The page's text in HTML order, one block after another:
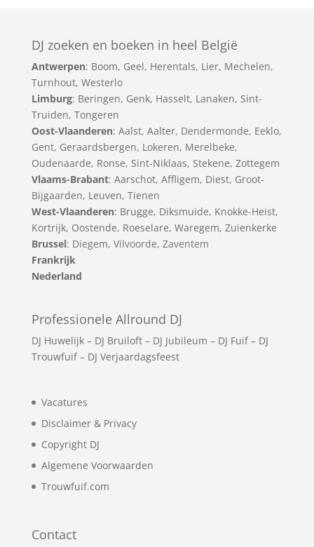
DJ zoeken en boeken in heel België
Antwerpen: Boom, Geel, Herentals, Lier, Mechelen,
Turnhout, Westerlo
Limburg: Beringen, Genk, Hasselt, Lanaken, Sint-
Truiden, Tongeren
Oost-Vlaanderen: Aalst, Aalter, Dendermonde, Eeklo,
Gent, Geraardsbergen, Lokeren, Merelbeke,
Oudenaarde, Ronse, Sint-Niklaas, Stekene, Zottegem
Vlaams-Brabant: Aarschot, Affligem, Diest, Groot-
Bijgaarden, Leuven, Tienen
West-Vlaanderen: Brugge, Diksmuide, Knokke-Heist,
Kortrijk, Oostende, Roeselare, Waregem, Zuienkerke
Brussel: Diegem, Vilvoorde, Zaventem
Frankrijk
Nederland
Professionele Allround DJ
DJ Huwelijk– DJ Bruiloft– DJ Jubileum – DJ Fuif– DJ
Trouwfuif– DJ Verjaardagsfeest
Vacatures
Disclaimer & Privacy
Copyright DJ
Algemene Voorwaarden
Trouwfuif.com
Contact